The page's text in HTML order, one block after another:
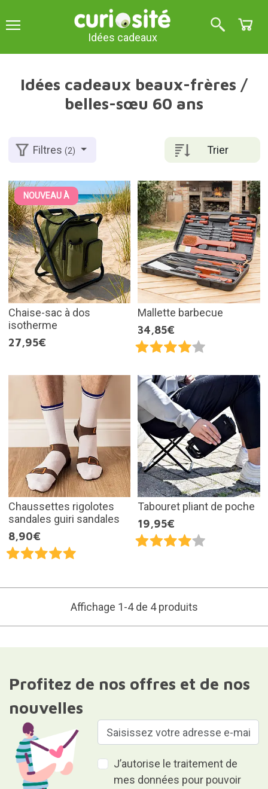
Idées cadeaux
Idées cadeaux beaux-frères /
belles-sœu 60 ans
Trier
Filtres(2)
NOUVEAU À
Chaise-sac à dos
isotherme
27,95€
Mallette barbecue
34,85€
Chaussettes rigolotes
sandales guiri sandales
8,90€
Tabouret pliant de poche
19,95€
Affichage 1-4 de 4 produits
Profitez de nos offres et de nos
nouvelles
J’autorise le traitement de
mes données pour pouvoir